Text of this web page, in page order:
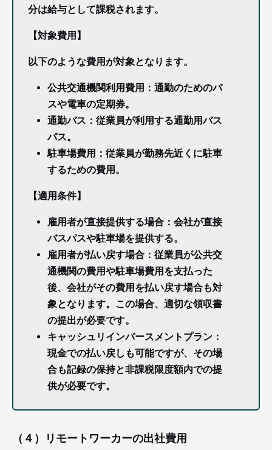
分は給与として課税されます。
【対象費用】
以下のような費用が対象となります。
公共交通機関利用費用：通勤のためのバ
スや電車の定期券。
通勤バス：従業員が利用する通勤用バス
パス。
駐車場費用：従業員が勤務先近くに駐車
するための費用。
【適用条件】
雇用者が直接提供する場合：会社が直接
バスパスや駐車場を提供する。
雇用者が払い戻す場合：従業員が公共交
通機関の費用や駐車場費用を支払った
後、会社がその費用を払い戻す場合も対
象となります。この場合、適切な領収書
の提出が必要です。
キャッシュリインバースメントプラン：
現金での払い戻しも可能ですが、その場
合も記録の保持と非課税限度額内での提
供が必要です。
（４）リモートワーカーの出社費用